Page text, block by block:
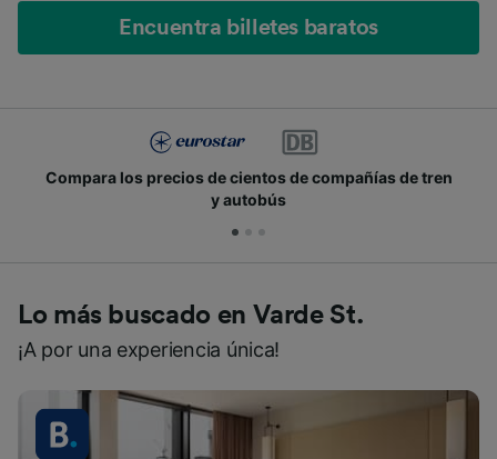
Encuentra billetes baratos
Compara los precios de cientos de compañías de tren
y autobús
Lo más buscado en Varde St.
¡A por una experiencia única!